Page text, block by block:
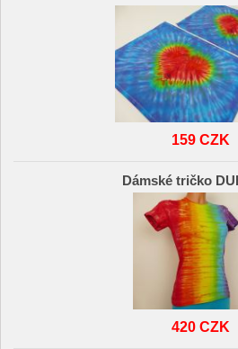
159 CZK
Dámské tričko
420 CZK